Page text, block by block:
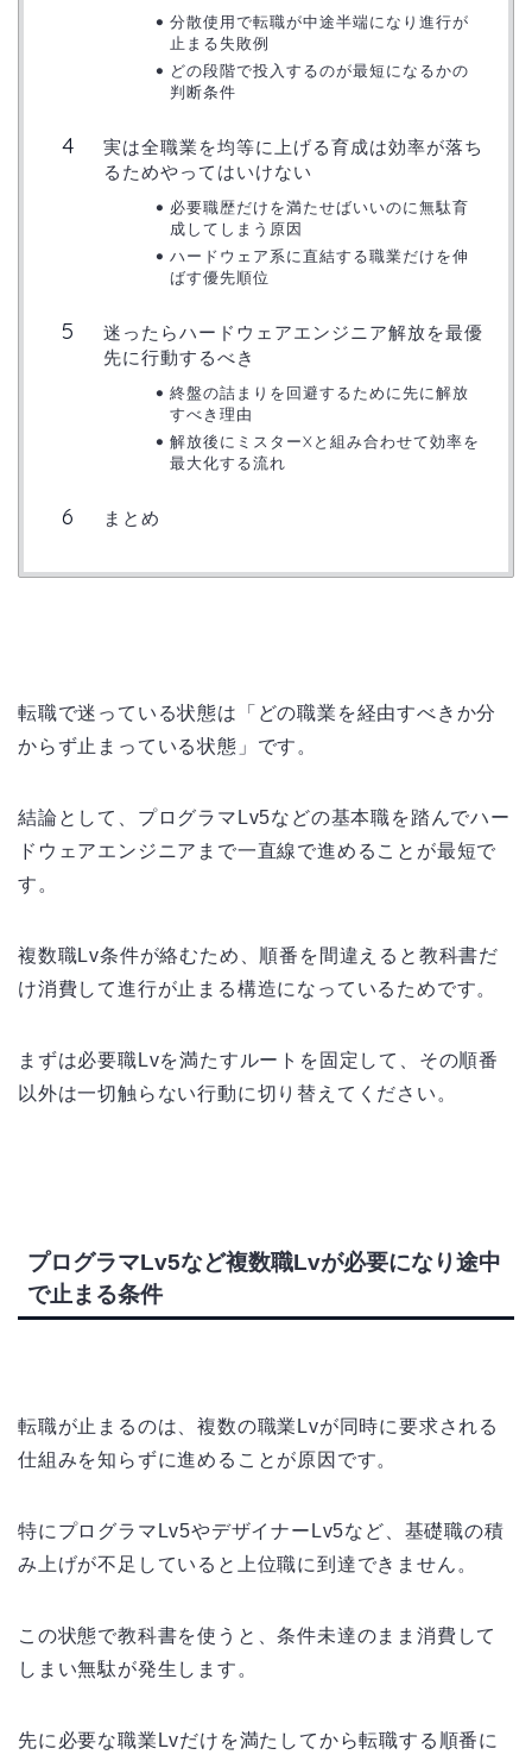
分散使用で転職が中途半端になり進行が
止まる失敗例
どの段階で投入するのが最短になるかの
判断条件
実は全職業を均等に上げる育成は効率が落ち
るためやってはいけない
必要職歴だけを満たせばいいのに無駄育
成してしまう原因
ハードウェア系に直結する職業だけを伸
ばす優先順位
迷ったらハードウェアエンジニア解放を最優
先に行動するべき
終盤の詰まりを回避するために先に解放
すべき理由
解放後にミスターXと組み合わせて効率を
最大化する流れ
まとめ
転職で迷っている状態は「どの職業を経由すべきか分
からず止まっている状態」です。
結論として、プログラマLv5などの基本職を踏んでハー
ドウェアエンジニアまで一直線で進めることが最短で
す。
複数職Lv条件が絡むため、順番を間違えると教科書だ
け消費して進行が止まる構造になっているためです。
まずは必要職Lvを満たすルートを固定して、その順番
以外は一切触らない行動に切り替えてください。
プログラマLv5など複数職Lvが必要になり途中
で止まる条件
転職が止まるのは、複数の職業Lvが同時に要求される
仕組みを知らずに進めることが原因です。
特にプログラマLv5やデザイナーLv5など、基礎職の積
み上げが不足していると上位職に到達できません。
この状態で教科書を使うと、条件未達のまま消費して
しまい無駄が発生します。
先に必要な職業Lvだけを満たしてから転職する順番に